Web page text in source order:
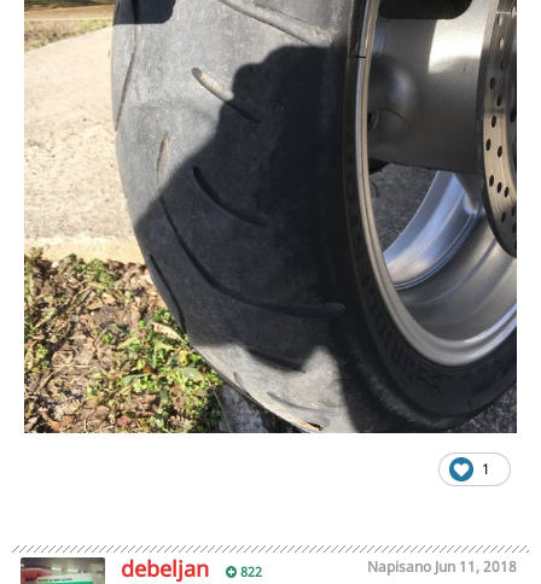
1
debeljan 822 Napisano Jun 11, 2018